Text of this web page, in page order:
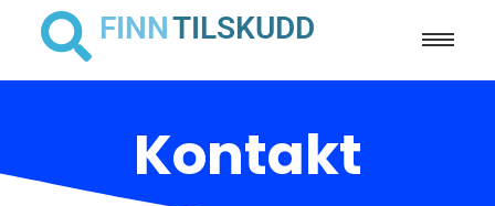
FINNTILSKUDD
Kontakt